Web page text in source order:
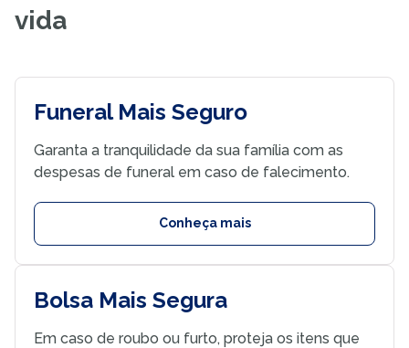
vida
Funeral Mais Seguro
Garanta a tranquilidade da sua família com as
despesas de funeral em caso de falecimento.
Conheça mais
Bolsa Mais Segura
Em caso de roubo ou furto, proteja os itens que